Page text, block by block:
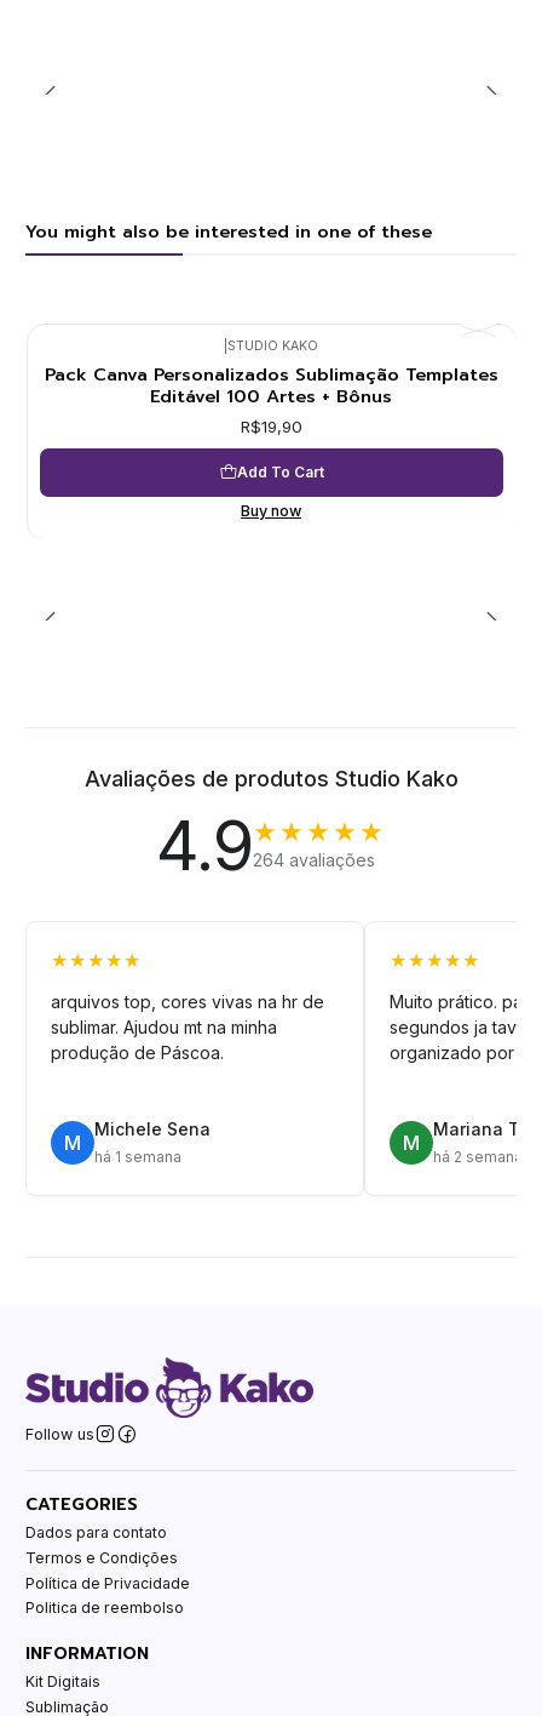
You might also be interested in one of these
STUDIO KAKO
Pack Canva Personalizados Sublimação Templates
Editável 100 Artes + Bônus
R$19,90
Add To Cart
Buy now
Avaliações de produtos Studio Kako
4.9★★★★★
264 avaliações
★★★★★
arquivos top, cores vivas na hr de
sublimar. Ajudou mt na minha
produção de Páscoa.
M
Michele Sena
há 1 semana
★★★★★
Muito prático.
segundos ja tava
organizado por
M
Mariana T.
há 2 semanas
Follow us
CATEGORIES
Dados para contato
Termos e Condições
Política de Privacidade
Politica de reembolso
INFORMATION
Kit Digitais
Sublimação